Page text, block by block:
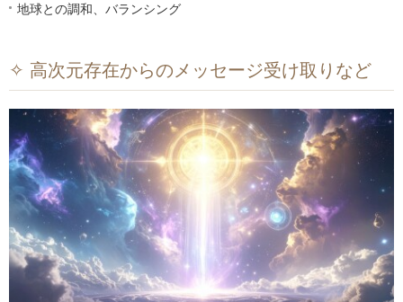
地球との調和、バランシング
✧ 高次元存在からのメッセージ受け取りなど